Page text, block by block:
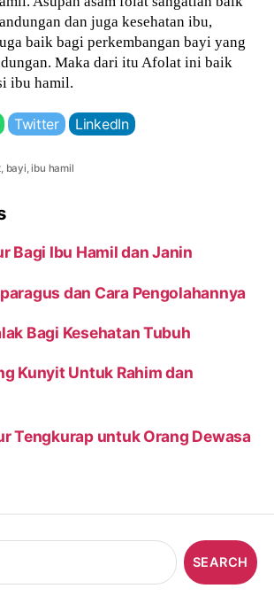
dan juga kesehatan ibu,
baik bagi perkembangan bayi yang
Maka dari itu Afolat ini baik
ibu hamil.
Twitter LinkedIn
, bayi ,ibu hamil
Bagi Ibu Hamil dan Janin
dan Cara Pengolahannya
Bagi Kesehatan Tubuh
Kunyit Untuk Rahim dan
Tengkurap untuk Orang Dewasa